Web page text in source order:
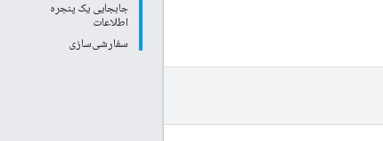
جابجایی یک پنجره
اطلاعات
سفارشی‌سازی